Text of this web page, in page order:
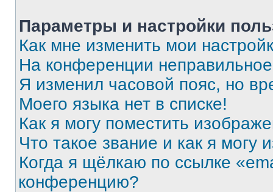
Параметры и настройки
Как мне изменить мои
На конференции
Я изменил часовой пояс, но
Моего языка нет в списке!
Как я могу поместить
Что такое звание и как я могу
Когда я щёлкаю по ссылке
конференцию?